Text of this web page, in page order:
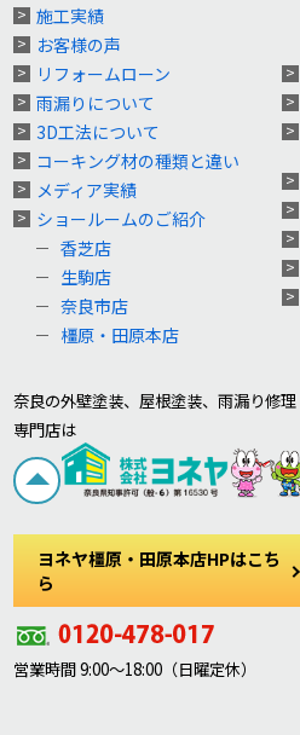
施工実績
お客様の声
リフォームローン
雨漏りについて
3D工法について
コーキング材の種類と違い
メディア実績
ショールームのご紹介
香芝店
生駒店
奈良市店
橿原・田原本店
奈良の外壁塗装、屋根塗装、雨漏り修理
専門店は
ヨネヤ橿原・田原本店HPはこち
ら
営業時間 9:00～18:00（日曜定休）